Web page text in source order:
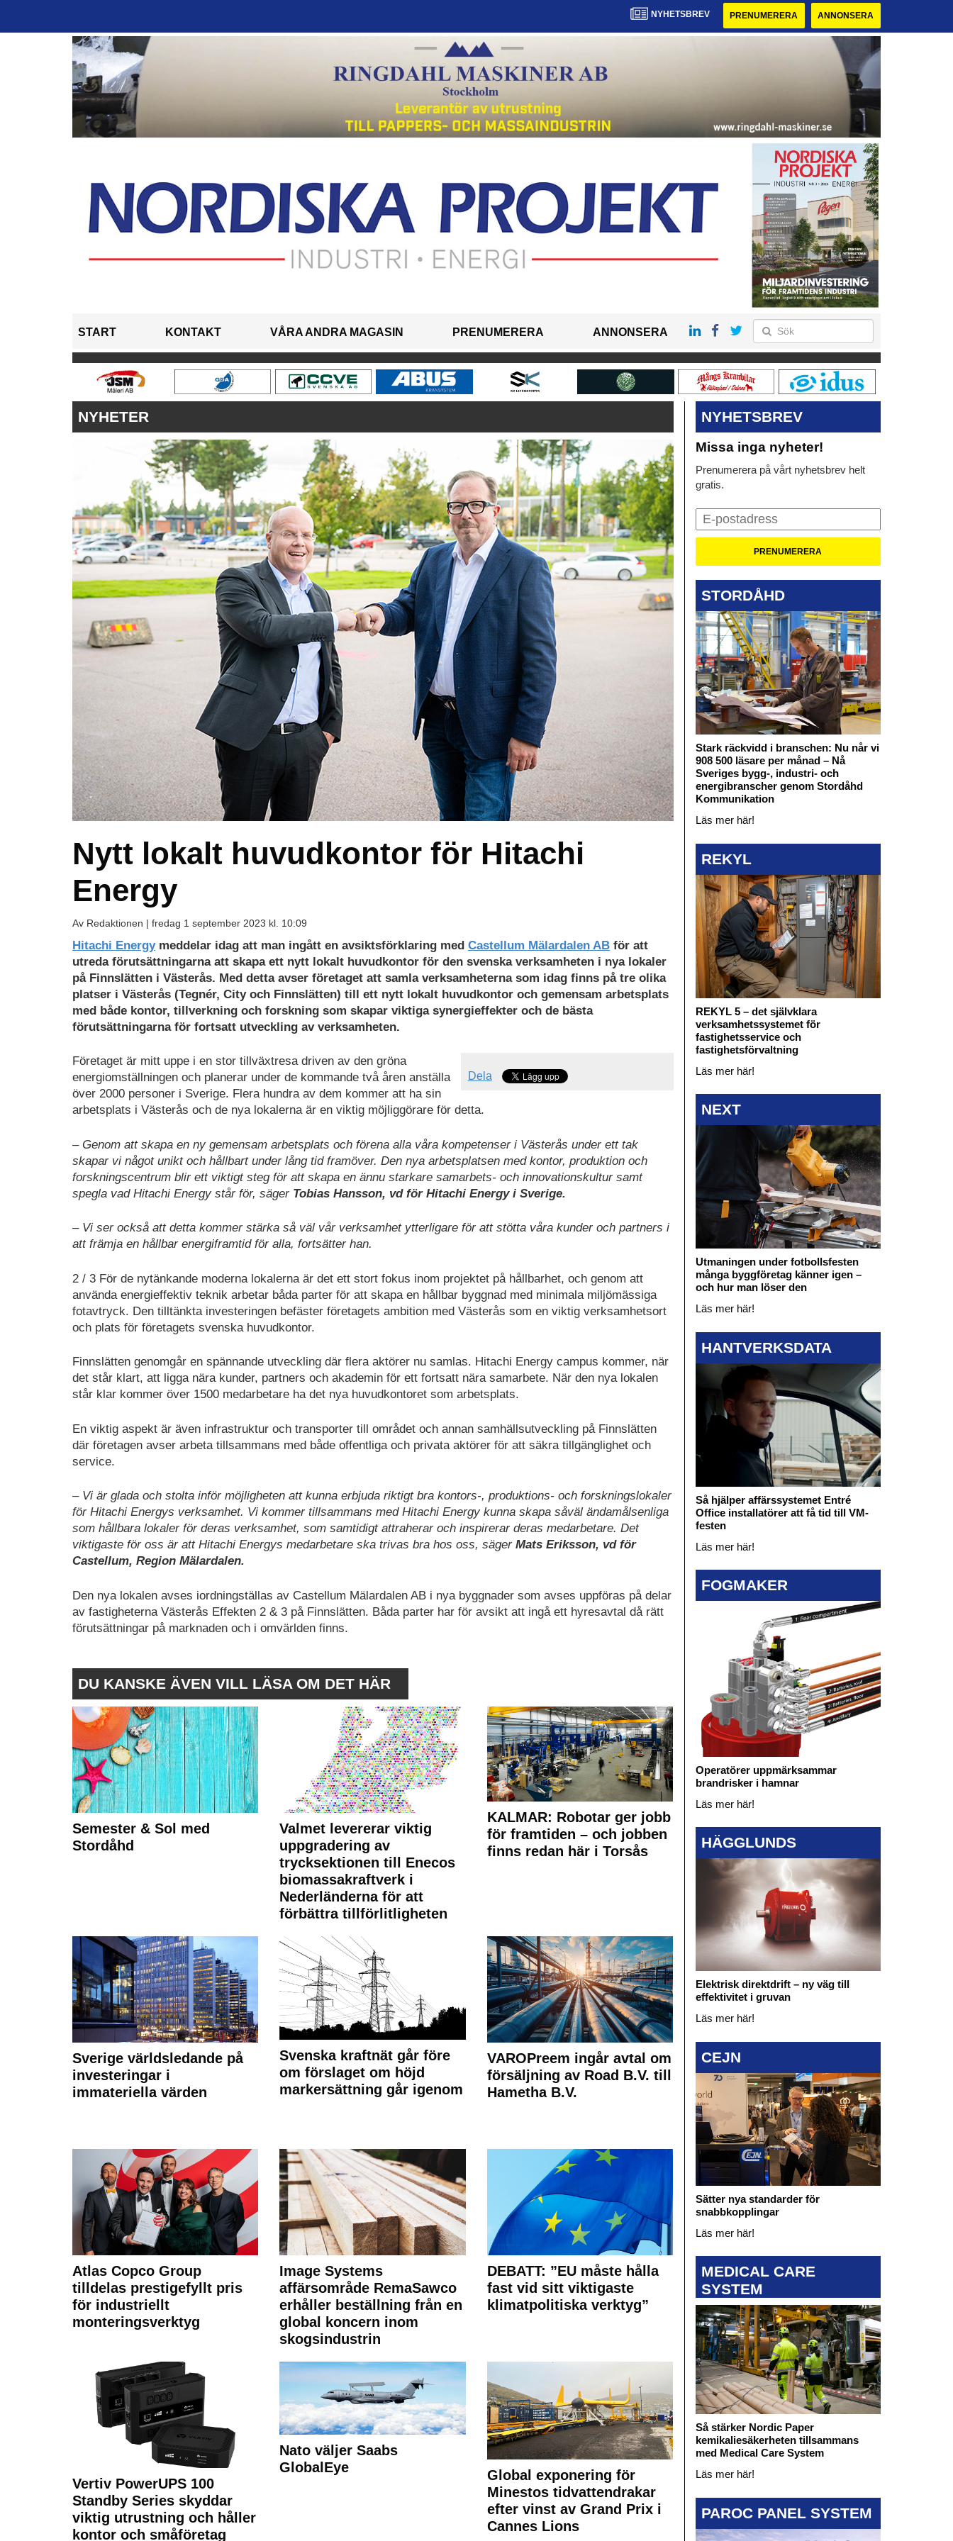
NYHETSBREV PRENUMERERA ANNONSERA
START KONTAKT VÅRA ANDRA MAGASIN PRENUMERERA ANNONSERA
NYHETER
Nytt lokalt huvudkontor för Hitachi
Energy
Av Redaktionen | fredag 1 september 2023 kl. 10:09
Hitachi Energymeddelar idag att man ingått en avsiktsförklaring med Castellum Mälardalen AB för att
utreda förutsättningarna att skapa ett nytt lokalt huvudkontor för den svenska verksamheten i nya lokaler
på Finnslätten i Västerås. Med detta avser företaget att samla verksamheterna som idag finns på tre olika
platser i Västerås (Tegnér, City och Finnslätten) till ett nytt lokalt huvudkontor och gemensam arbetsplats
med både kontor, tillverkning och forskning som skapar viktiga synergieffekter och de bästa
förutsättningarna för fortsatt utveckling av verksamheten.
Dela
Företaget är mitt uppe i en stor tillväxtresa driven av den gröna
energiomställningen och planerar under de kommande två åren anställa
över 2000 personer i Sverige. Flera hundra av dem kommer att ha sin
arbetsplats i Västerås och de nya lokalerna är en viktig möjliggörare för detta.
– Genom att skapa en ny gemensam arbetsplats och förena alla våra kompetenser i Västerås under ett tak
skapar vi något unikt och hållbart under lång tid framöver. Den nya arbetsplatsen med kontor, produktion och
forskningscentrum blir ett viktigt steg för att skapa en ännu starkare samarbets- och innovationskultur samt
spegla vad Hitachi Energy står för, säger Tobias Hansson, vd för Hitachi Energy i Sverige.
– Vi ser också att detta kommer stärka så väl vår verksamhet ytterligare för att stötta våra kunder och partners i
att främja en hållbar energiframtid för alla, fortsätter han.
2 / 3 För de nytänkande moderna lokalerna är det ett stort fokus inom projektet på hållbarhet, och genom att
använda energieffektiv teknik arbetar båda parter för att skapa en hållbar byggnad med minimala miljömässiga
fotavtryck. Den tilltänkta investeringen befäster företagets ambition med Västerås som en viktig verksamhetsort
och plats för företagets svenska huvudkontor.
Finnslätten genomgår en spännande utveckling där flera aktörer nu samlas. Hitachi Energy campus kommer, när
det står klart, att ligga nära kunder, partners och akademin för ett fortsatt nära samarbete. När den nya lokalen
står klar kommer över 1500 medarbetare ha det nya huvudkontoret som arbetsplats.
En viktig aspekt är även infrastruktur och transporter till området och annan samhällsutveckling på Finnslätten
där företagen avser arbeta tillsammans med både offentliga och privata aktörer för att säkra tillgänglighet och
service.
– Vi är glada och stolta inför möjligheten att kunna erbjuda riktigt bra kontors-, produktions- och forskningslokaler
för Hitachi Energys verksamhet. Vi kommer tillsammans med Hitachi Energy kunna skapa såväl ändamålsenliga
som hållbara lokaler för deras verksamhet, som samtidigt attraherar och inspirerar deras medarbetare. Det
viktigaste för oss är att Hitachi Energys medarbetare ska trivas bra hos oss, säger Mats Eriksson, vd för
Castellum, Region Mälardalen.
Den nya lokalen avses iordningställas av Castellum Mälardalen AB i nya byggnader som avses uppföras på delar
av fastigheterna Västerås Effekten 2 & 3 på Finnslätten. Båda parter har för avsikt att ingå ett hyresavtal då rätt
förutsättningar på marknaden och i omvärlden finns.
DU KANSKE ÄVEN VILL LÄSA OM DET HÄR
Semester & Sol med
Stordåhd
Valmet levererar viktig
uppgradering av
trycksektionen till Enecos
biomassakraftverk i
Nederländerna för att
förbättra tillförlitligheten
KALMAR: Robotar ger jobb
för framtiden – och jobben
finns redan här i Torsås
Sverige världsledande på
investeringar i
immateriella värden
Svenska kraftnät går före
om förslaget om höjd
markersättning går igenom
VAROPreem ingår avtal om
försäljning av Road B.V. till
Hametha B.V.
Atlas Copco Group
tilldelas prestigefyllt pris
för industriellt
monteringsverktyg
Image Systems
affärsområde RemaSawco
erhåller beställning från en
global koncern inom
skogsindustrin
DEBATT: ”EU måste hålla
fast vid sitt viktigaste
klimatpolitiska verktyg”
Vertiv PowerUPS 100
Standby Series skyddar
viktig utrustning och håller
kontor och småföretag
Nato väljer Saabs
GlobalEye
Global exponering för
Minestos tidvattendrakar
efter vinst av Grand Prix i
Cannes Lions
NYHETSBREV
Missa inga nyheter!
Prenumerera på vårt nyhetsbrev helt
gratis.
STORDÅHD
Stark räckvidd i branschen: Nu når vi
908 500 läsare per månad – Nå
Sveriges bygg-, industri- och
energibranscher genom Stordåhd
Kommunikation
Läs mer här!
REKYL
REKYL 5 – det självklara
verksamhetssystemet för
fastighetsservice och
fastighetsförvaltning
Läs mer här!
NEXT
Utmaningen under fotbollsfesten
många byggföretag känner igen –
och hur man löser den
Läs mer här!
HANTVERKSDATA
Så hjälper affärssystemet Entré
Office installatörer att få tid till VM-
festen
Läs mer här!
FOGMAKER
Operatörer uppmärksammar
brandrisker i hamnar
Läs mer här!
HÄGGLUNDS
Elektrisk direktdrift – ny väg till
effektivitet i gruvan
Läs mer här!
CEJN
Sätter nya standarder för
snabbkopplingar
Läs mer här!
MEDICAL CARE
SYSTEM
Så stärker Nordic Paper
kemikaliesäkerheten tillsammans
med Medical Care System
Läs mer här!
PAROC PANEL SYSTEM